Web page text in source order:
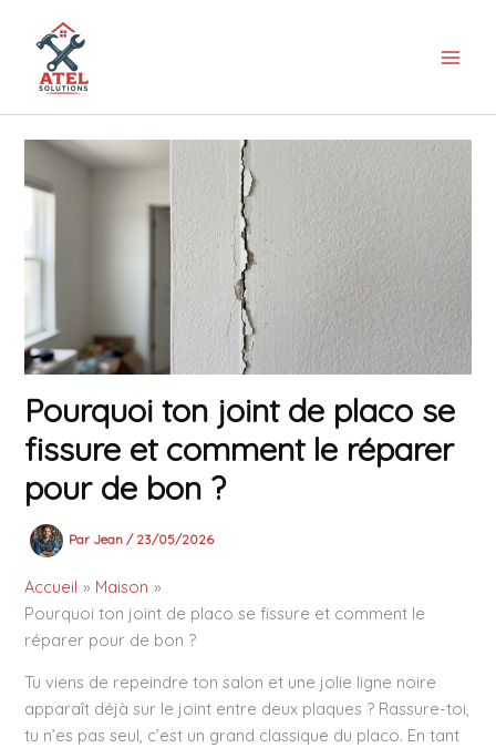
contenu
Pourquoi ton joint de placo se
fissure et comment le réparer
pour de bon ?
Par Jean / 23/05/2026
Accueil
Maison
Pourquoi ton joint de placo se fissure et comment le
réparer pour de bon ?
Tu viens de repeindre ton salon et une jolie ligne noire
apparaît déjà sur le joint entre deux plaques ? Rassure-toi,
tu n’es pas seul, c’est un grand classique du placo. En tant